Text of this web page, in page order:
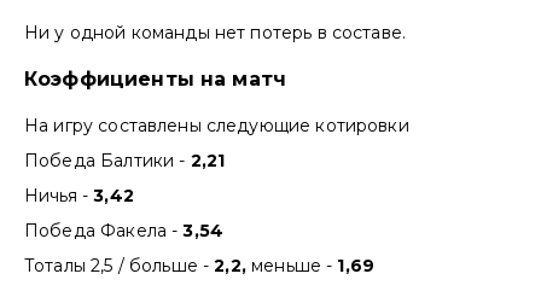
Ни у одной команды нет потерь в составе.
Коэффициенты на матч
На игру составлены следующие котировки
Победа Балтики - 2,21
Ничья -3,42
Победа Факела -3,54
Тоталы 2,5 / больше -2,2,меньше - 1,69